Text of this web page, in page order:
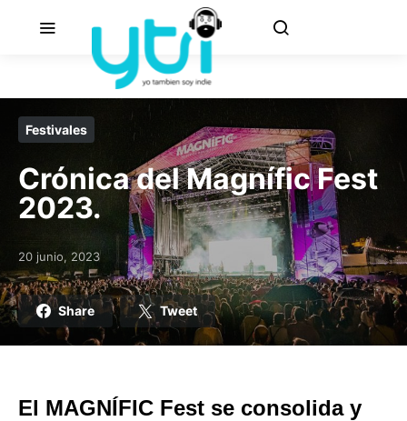
Festivales
Crónica del Magnífic Fest
2023.
Posted on
20 junio, 2023
Share Tweet
El MAGNÍFIC Fest se consolida y